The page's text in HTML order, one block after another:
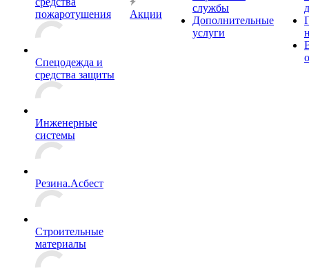
пожаротушения
Спецодежда и
средства защиты
Инженерные
системы
Резина.Асбест
Строительные
материалы
Акции
службы
Дополнительные
услуги